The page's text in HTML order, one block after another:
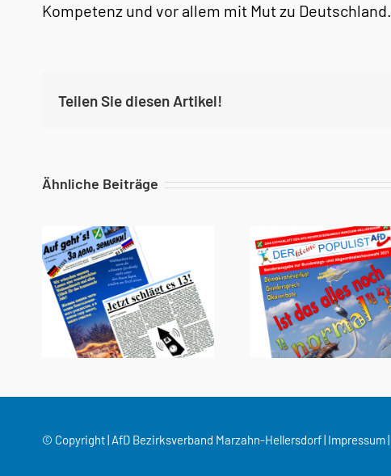
Kompetenz und vor allem mit Mut zu Deutschland.
Teilen Sie diesen Artikel!
Ähnliche Beiträge
© Copyright | AfD Bezirksverband Marzahn-Hellersdorf | Impressum|